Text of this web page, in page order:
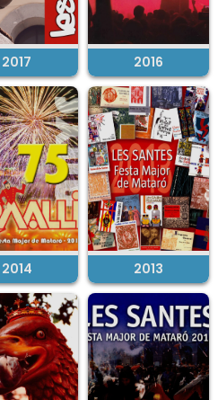
2017 2016
2014 2013